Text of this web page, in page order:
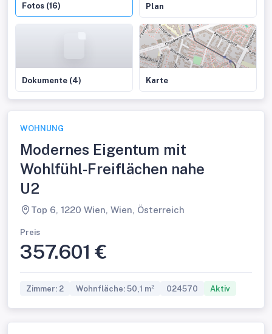
Fotos (16) Plan
Dokumente (4) Karte
WOHNUNG
Modernes Eigentum mit
Wohlfühl-Freiflächen nahe
U2
Top 6, 1220 Wien, Wien, Österreich
Preis
357.601 €
Zimmer: 2 Wohnfläche: 50,1 m² 024570 Aktiv